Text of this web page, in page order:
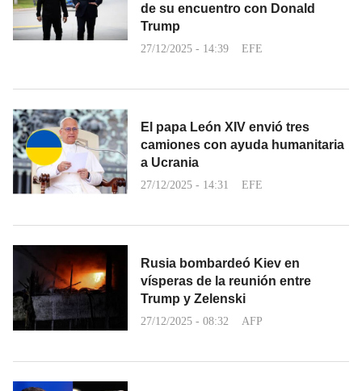
de su encuentro con Donald
Trump
27/12/2025 - 14:39 EFE
El papa León XIV envió tres
camiones con ayuda humanitaria
a Ucrania
27/12/2025 - 14:31 EFE
Rusia bombardeó Kiev en
vísperas de la reunión entre
Trump y Zelenski
27/12/2025 - 08:32 AFP